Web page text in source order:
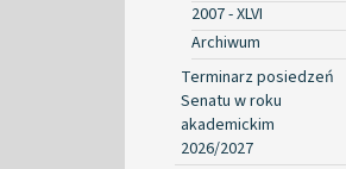
2007 - XLVI
Archiwum
Terminarz posiedzeń
Senatu w roku
akademickim
2026/2027